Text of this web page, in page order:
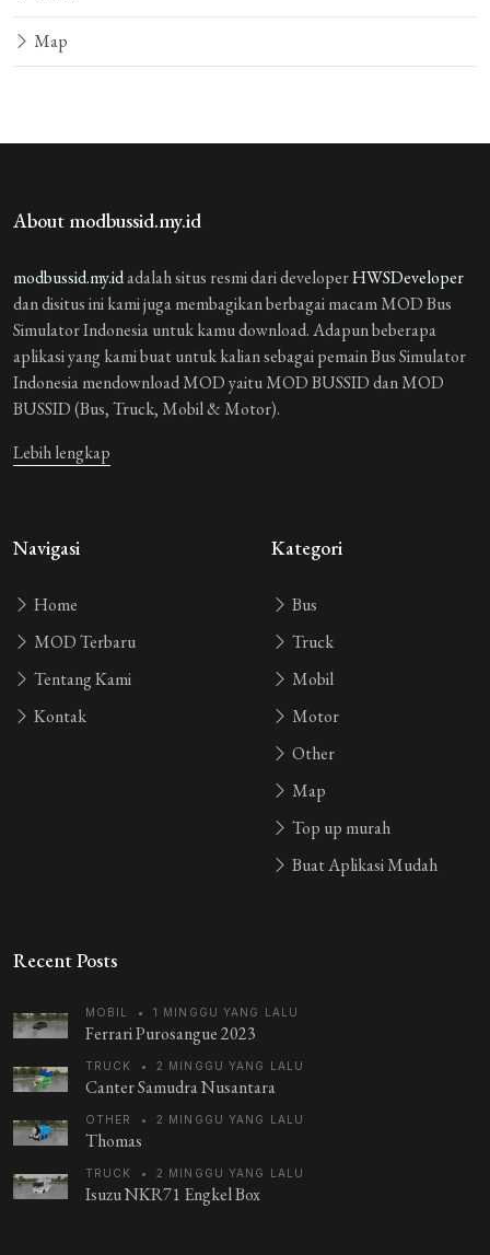
Syed shah mafia
bagusbanget
bagus nemun
guest_921435 3 bulan yang lalu
sss
guest_1090892 3 bulan yang lalu
wow
guest_273126
4 bulan yang lalu
వీసీఫ్బ్ ంగ్గబ్.
guest_949930
4 bulan yang lalu
Map
About modbussid.my.id
modbussid.my.idadalah situs resmi dari developerHWSDeveloper
dan disitus ini kami juga membagikan berbagai macam MOD Bus
Simulator Indonesia untuk kamu download. Adapun beberapa
aplikasi yang kami buat untuk kalian sebagai pemain Bus Simulator
Indonesia mendownload MOD yaitu MOD BUSSID dan MOD
BUSSID (Bus, Truck, Mobil & Motor).
Lebih lengkap
Navigasi
Home
MOD Terbaru
Tentang Kami
Kontak
Kategori
Bus
Truck
Mobil
Motor
Other
Map
Top up murah
Buat Aplikasi Mudah
Recent Posts
MOBIL • 1 MINGGU YANG LALU
Ferrari Purosangue 2023
TRUCK • 2 MINGGU YANG LALU
Canter Samudra Nusantara
OTHER • 2 MINGGU YANG LALU
Thomas
TRUCK • 2 MINGGU YANG LALU
Isuzu NKR71 Engkel Box